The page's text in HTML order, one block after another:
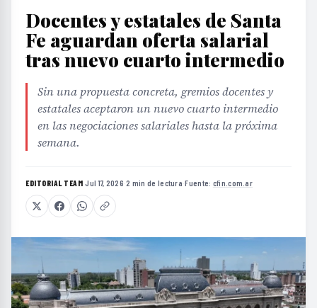
Docentes y estatales de Santa
Fe aguardan oferta salarial
tras nuevo cuarto intermedio
Sin una propuesta concreta, gremios docentes y
estatales aceptaron un nuevo cuarto intermedio
en las negociaciones salariales hasta la próxima
semana.
EDITORIAL TEAM·Jul 17, 2026·2 min de lectura·Fuente: cfin.com.ar